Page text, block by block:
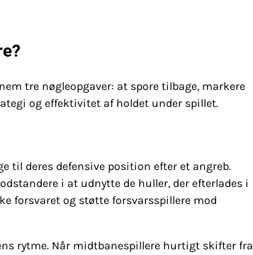
tre nøgleopgaver: at spore tilbage, markere
og effektivitet af holdet under spillet.
til deres defensive position efter et angreb.
i at udnytte de huller, der efterlades i
forsvaret og støtte forsvarsspillere mod
rytme. Når midtbanespillere hurtigt skifter fra